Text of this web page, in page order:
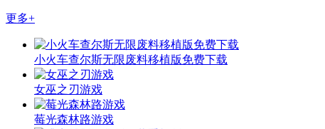
更多+
小火车查尔斯无限废料移植版免费下载
女巫之刃游戏
莓光森林路游戏